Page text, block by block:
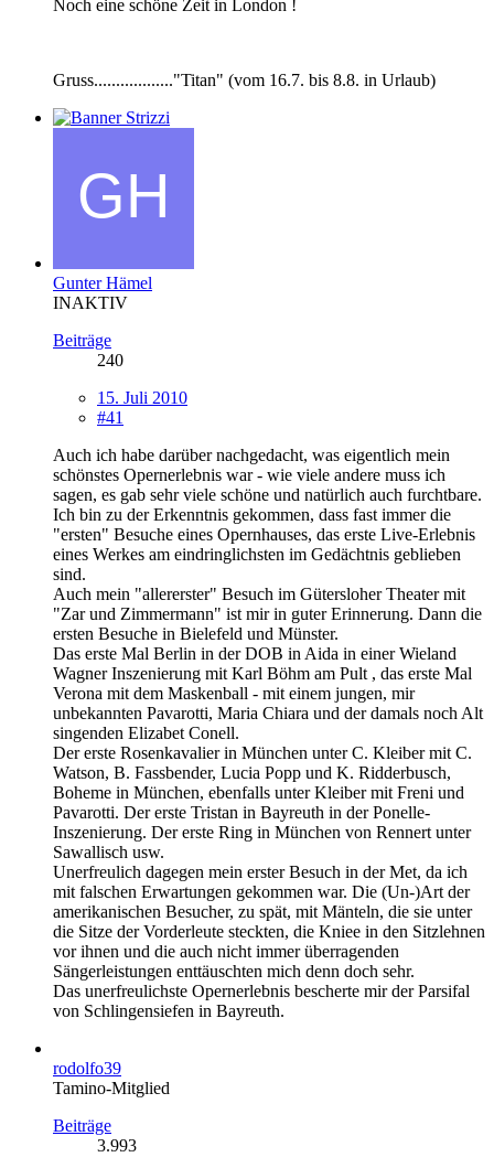
Noch eine schöne Zeit in London !
Gruss.................."Titan" (vom 16.7. bis 8.8. in Urlaub)
Gunter Hämel
INAKTIV
Beiträge
240
15. Juli 2010
#41
Auch ich habe darüber nachgedacht, was eigentlich mein
schönstes Opernerlebnis war - wie viele andere muss ich
sagen, es gab sehr viele schöne und natürlich auch furchtbare.
Ich bin zu der Erkenntnis gekommen, dass fast immer die
"ersten" Besuche eines Opernhauses, das erste Live-Erlebnis
eines Werkes am eindringlichsten im Gedächtnis geblieben
sind.
Auch mein "allererster" Besuch im Gütersloher Theater mit
"Zar und Zimmermann" ist mir in guter Erinnerung. Dann die
ersten Besuche in Bielefeld und Münster.
Das erste Mal Berlin in der DOB in Aida in einer Wieland
Wagner Inszenierung mit Karl Böhm am Pult , das erste Mal
Verona mit dem Maskenball - mit einem jungen, mir
unbekannten Pavarotti, Maria Chiara und der damals noch Alt
singenden Elizabet Conell.
Der erste Rosenkavalier in München unter C. Kleiber mit C.
Watson, B. Fassbender, Lucia Popp und K. Ridderbusch,
Boheme in München, ebenfalls unter Kleiber mit Freni und
Pavarotti. Der erste Tristan in Bayreuth in der Ponelle-
Inszenierung. Der erste Ring in München von Rennert unter
Sawallisch usw.
Unerfreulich dagegen mein erster Besuch in der Met, da ich
mit falschen Erwartungen gekommen war. Die (Un-)Art der
amerikanischen Besucher, zu spät, mit Mänteln, die sie unter
die Sitze der Vorderleute steckten, die Kniee in den Sitzlehnen
vor ihnen und die auch nicht immer überragenden
Sängerleistungen enttäuschten mich denn doch sehr.
Das unerfreulichste Opernerlebnis bescherte mir der Parsifal
von Schlingensiefen in Bayreuth.
rodolfo39
Tamino-Mitglied
Beiträge
3.993